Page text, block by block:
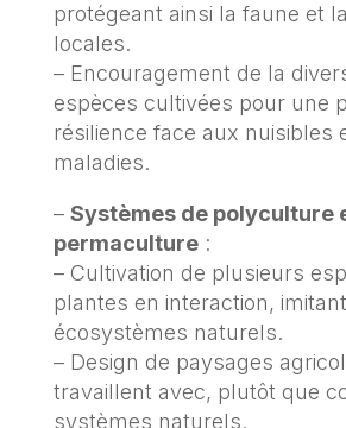
protégeant ainsi la faune et
locales.
– Encouragement de la
espèces cultivées pour une
résilience face aux nuisibles
maladies.
– Systèmes de polyculture
permaculture:
– Cultivation de plusieurs
plantes en interaction,
écosystèmes naturels.
– Design de paysages
travaillent avec, plutôt que
systèmes naturels.